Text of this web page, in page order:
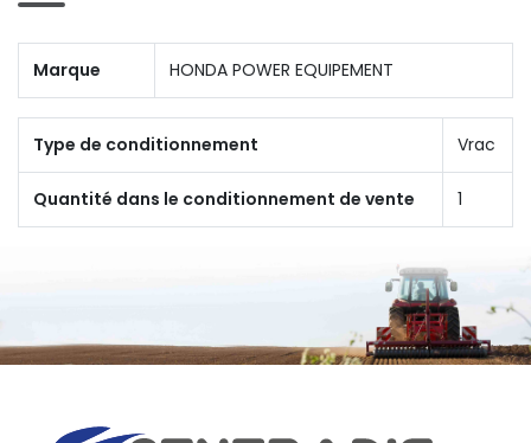
Marque HONDA POWER EQUIPEMENT
Type de conditionnement Vrac
Quantité dans le conditionnement de vente 1